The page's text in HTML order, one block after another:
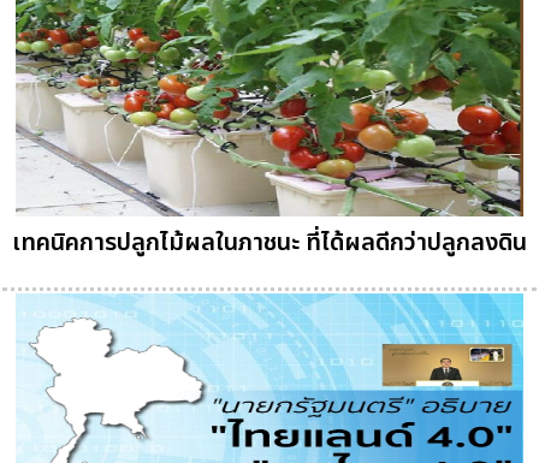
เทคนิคการปลูกไม้ผลในภาชนะ ที่ได้ผลดีกว่าปลูกลงดิน